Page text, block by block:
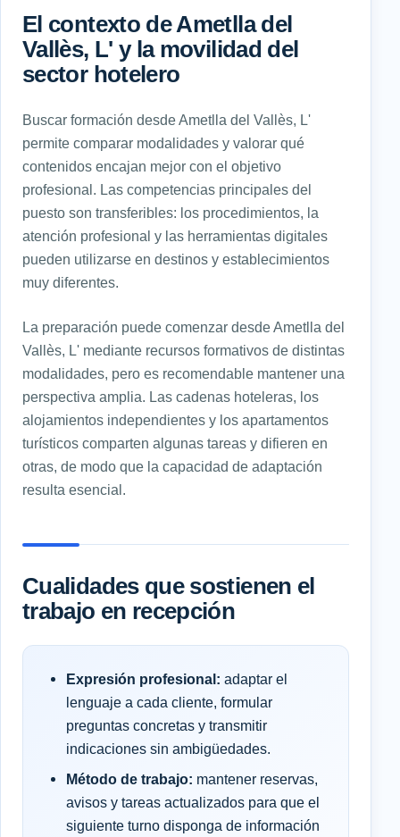
El contexto de Ametlla del
Vallès, L' y la movilidad del
sector hotelero
Buscar formación desde Ametlla del Vallès, L'
permite comparar modalidades y valorar qué
contenidos encajan mejor con el objetivo
profesional. Las competencias principales del
puesto son transferibles: los procedimientos, la
atención profesional y las herramientas digitales
pueden utilizarse en destinos y establecimientos
muy diferentes.
La preparación puede comenzar desde Ametlla del
Vallès, L' mediante recursos formativos de distintas
modalidades, pero es recomendable mantener una
perspectiva amplia. Las cadenas hoteleras, los
alojamientos independientes y los apartamentos
turísticos comparten algunas tareas y difieren en
otras, de modo que la capacidad de adaptación
resulta esencial.
Cualidades que sostienen el
trabajo en recepción
Expresión profesional: adaptar el
lenguaje a cada cliente, formular
preguntas concretas y transmitir
indicaciones sin ambigüedades.
Método de trabajo: mantener reservas,
avisos y tareas actualizados para que el
siguiente turno disponga de información